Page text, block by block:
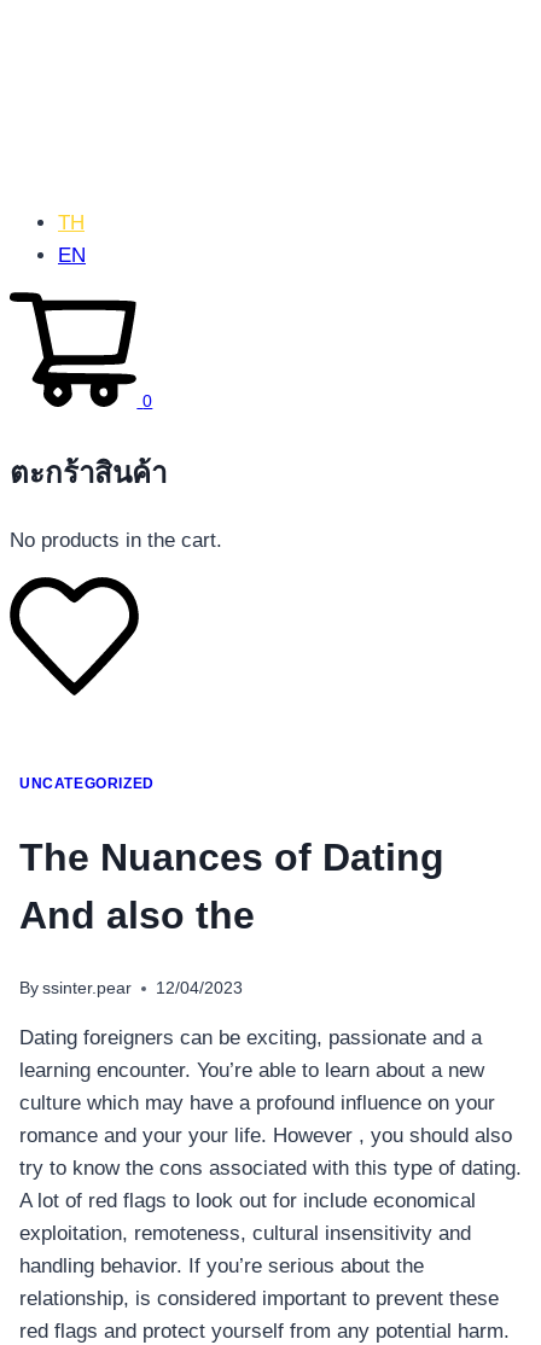
โทรศัพท์มือถือ
อุปกรณ์เสริมโทรศัพท์
สินค้าตามแบรนด์
TH
EN
0
ตะกร้าสินค้า
No products in the cart.
UNCATEGORIZED
The Nuances of Dating
And also the
By ssinter.pear 12/04/2023
Dating foreigners can be exciting, passionate and a
learning encounter. You’re able to learn about a new
culture which may have a profound influence on your
romance and your your life. However , you should also
try to know the cons associated with this type of dating.
A lot of red flags to look out for include economical
exploitation, remoteness, cultural insensitivity and
handling behavior. If you’re serious about the
relationship, is considered important to prevent these
red flags and protect yourself from any potential harm.